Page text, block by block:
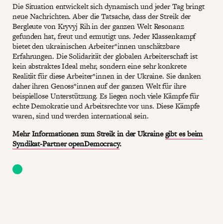
Die Situation entwickelt sich dynamisch und jeder Tag bringt
neue Nachrichten. Aber die Tatsache, dass der Streik der
Bergleute von Kryvyj Rih in der ganzen Welt Resonanz
gefunden hat, freut und ermutigt uns. Jeder Klassenkampf
bietet den ukrainischen Arbeiter*innen unschätzbare
Erfahrungen. Die Solidarität der globalen Arbeiterschaft ist
kein abstraktes Ideal mehr, sondern eine sehr konkrete
Realität für diese Arbeiter*innen in der Ukraine. Sie danken
daher ihren Genoss*innen auf der ganzen Welt für ihre
beispiellose Unterstützung. Es liegen noch viele Kämpfe für
echte Demokratie und Arbeitsrechte vor uns. Diese Kämpfe
waren, sind und werden international sein.
Mehr Informationen zum Streik in der Ukrainegibt es beim
Syndikat-Partner openDemocracy.